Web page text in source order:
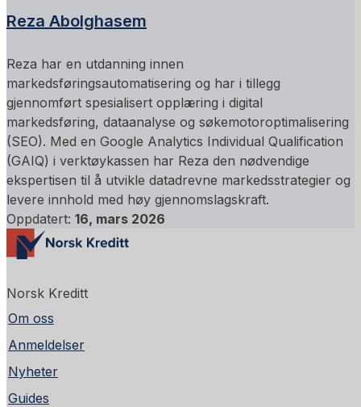
Reza Abolghasem
Reza har en utdanning innen
markedsføringsautomatisering og har i tillegg
gjennomført spesialisert opplæring i digital
markedsføring, dataanalyse og søkemotoroptimalisering
(SEO). Med en Google Analytics Individual Qualification
(GAIQ) i verktøykassen har Reza den nødvendige
ekspertisen til å utvikle datadrevne markedsstrategier og
levere innhold med høy gjennomslagskraft.
Oppdatert: 16, mars 2026
Norsk Kreditt
Om oss
Anmeldelser
Nyheter
Guides